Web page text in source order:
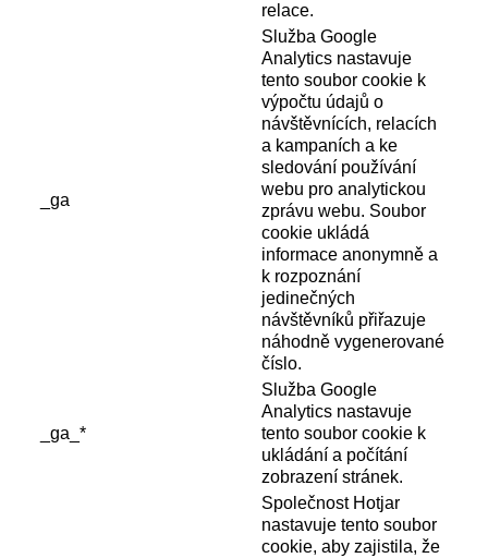
relace.
_ga
Služba Google
Analytics nastavuje
tento soubor cookie k
výpočtu údajů o
návštěvnících, relacích
a kampaních a ke
sledování používání
webu pro analytickou
zprávu webu. Soubor
cookie ukládá
informace anonymně a
k rozpoznání
jedinečných
návštěvníků přiřazuje
náhodně vygenerované
číslo.
_ga_*
Služba Google
Analytics nastavuje
tento soubor cookie k
ukládání a počítání
zobrazení stránek.
Společnost Hotjar
nastavuje tento soubor
cookie, aby zajistila, že